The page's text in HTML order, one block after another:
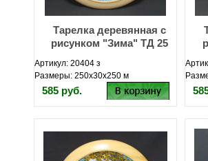
Тарелка деревянная с
рисунком "Зима" ТД 25
Артикул: 20404 з
Размеры: 250х30х250 м
585 руб.